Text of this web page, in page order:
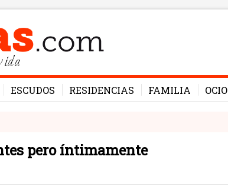
ESCUDOS RESIDENCIAS FAMILIA OCIO
pero íntimamente